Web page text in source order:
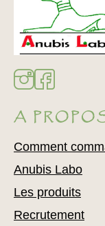
A
Comment
Anubis Labo
Les produits
Recrutement